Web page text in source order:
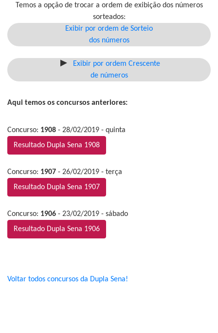
Temos a opção de trocar a ordem de exibição dos números
sorteados:
Exibir por ordem de Sorteio
dos números
Exibir por ordem Crescente
de números
Aqui temos os concursos anteriores:
Concurso: 1908 - 28/02/2019 - quinta
Resultado Dupla Sena 1908
Concurso: 1907 - 26/02/2019 - terça
Resultado Dupla Sena 1907
Concurso: 1906 - 23/02/2019 - sábado
Resultado Dupla Sena 1906
Voltar todos concursos da Dupla Sena!